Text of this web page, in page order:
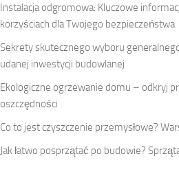
Instalacja odgromowa: Kluczowe
korzyściach dla Twojego bezpieczeństwa
Sekrety skutecznego wyboru
udanej inwestycji budowlanej
Ekologiczne ogrzewanie domu – odkryj
oszczędności
Co to jest czyszczenie przemysłowe?
Jak łatwo posprzątać po budowie?